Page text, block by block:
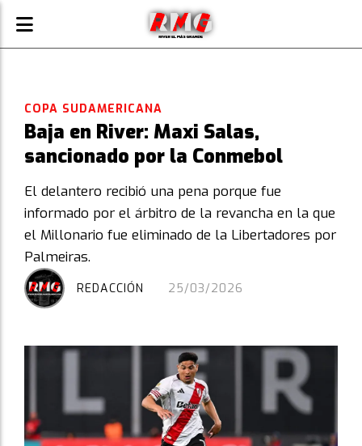
Baja en River: Maxi Salas,
sancionado por la Conmebol
El delantero recibió una pena porque fue
informado por el árbitro de la revancha en la que
el Millonario fue eliminado de la Libertadores por
Palmeiras.
COPA SUDAMERICANA
25/03/2026
REDACCIÓN